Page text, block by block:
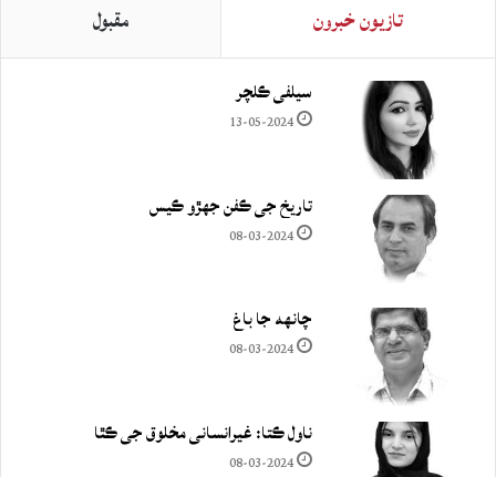
تازيون خبرون مقبول
سيلفي ڪلچر
13-05-2024
تاريخ جي ڪفن جھڙو ڪيس
08-03-2024
چانهه جا باغ
08-03-2024
ناول ڪتا: غيرانساني مخلوق جي ڪٿا
08-03-2024